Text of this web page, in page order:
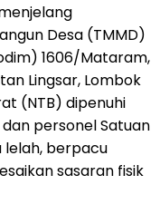
Desa (TMMD)
1606/Mataram,
Lingsar, Lombok
(NTB) dipenuhi
personel Satuan
lelah, berpacu
sasaran fisik